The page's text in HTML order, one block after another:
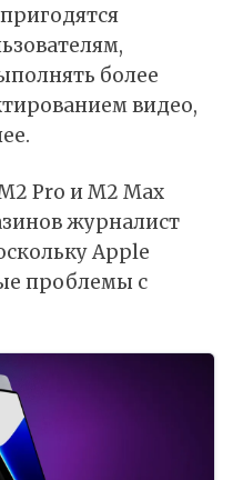
более
видео,
Pro и M2 Max
журналист
Apple
проблемы с